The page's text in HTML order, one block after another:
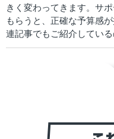
きく変わってきます。サ
もらうと、正確な予算感
連記事でもご紹介してい